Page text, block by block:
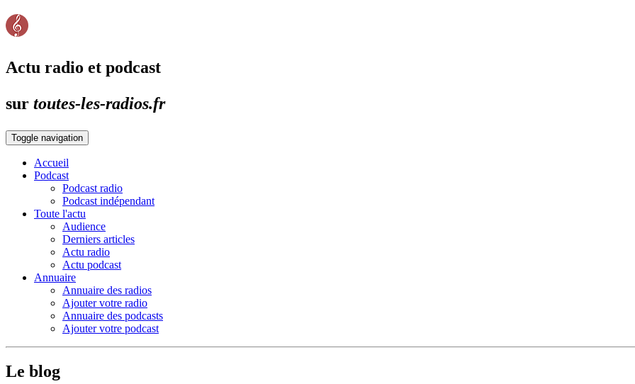
Actu radio et podcast
sur toutes-les-radios.fr
Toggle navigation
Accueil
Podcast
Podcast radio
Podcast indépendant
Toute l'actu
Audience
Derniers articles
Actu radio
Actu podcast
Annuaire
Annuaire des radios
Ajouter votre radio
Annuaire des podcasts
Ajouter votre podcast
Le blog